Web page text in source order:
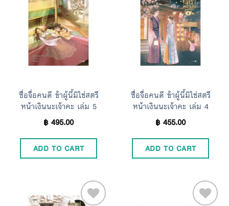
Add to
Wishlist
ซื่อจื่อคนดี ข้าผู้นี้มิใช่สตรี
หน้าเงินนะเจ้าคะ เล่ม 5
฿495.00
ADD TO CART
Add to
Wishlist
ซื่อจื่อคนดี ข้าผู้นี้มิใช่สตรี
หน้าเงินนะเจ้าคะ เล่ม 4
฿455.00
ADD TO CART